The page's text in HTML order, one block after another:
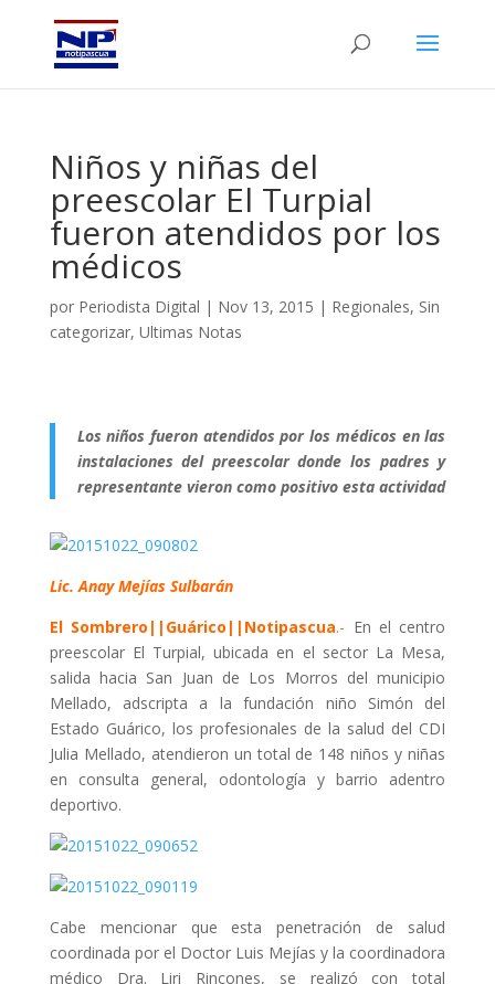
Niños y niñas del
preescolar El Turpial
fueron atendidos por los
médicos
por Periodista Digital | Nov 13, 2015 | Regionales, Sin
categorizar, Ultimas Notas
Los niños fueron atendidos por los médicos en las
instalaciones del preescolar donde los padres y
representante vieron como positivo esta actividad
Lic. Anay Mejías Sulbarán
El Sombrero||Guárico||Notipascua.- En el centro
preescolar El Turpial, ubicada en el sector La Mesa,
salida hacia San Juan de Los Morros del municipio
Mellado, adscripta a la fundación niño Simón del
Estado Guárico, los profesionales de la salud del CDI
Julia Mellado, atendieron un total de 148 niños y niñas
en consulta general, odontología y barrio adentro
deportivo.
Cabe mencionar que esta penetración de salud
coordinada por el Doctor Luis Mejías y la coordinadora
médico Dra. Liri Rincones, se realizó con total